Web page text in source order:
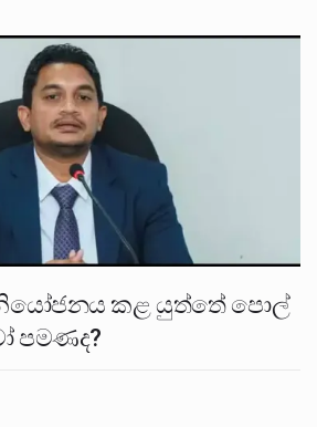
නියෝජනය කළ යුත්තේ පොල්
පමණද?